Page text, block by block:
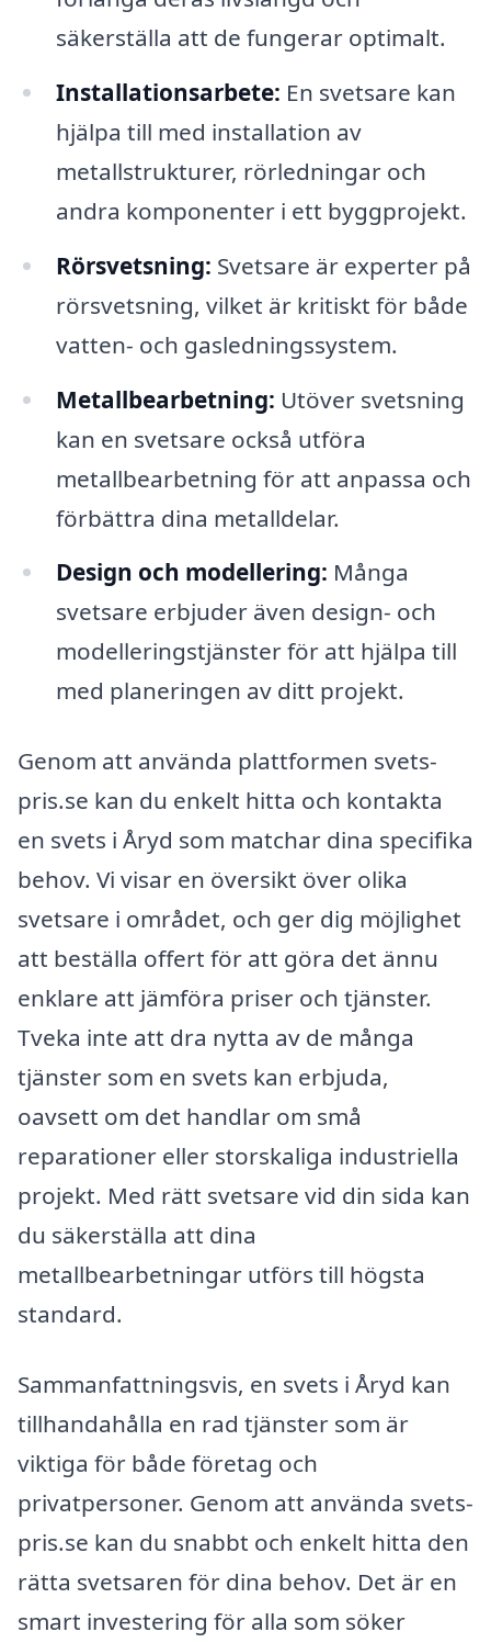
säkerställa att de fungerar optimalt.
Installationsarbete: En svetsare kan
hjälpa till med installation av
metallstrukturer, rörledningar och
andra komponenter i ett byggprojekt.
Rörsvetsning: Svetsare är experter på
rörsvetsning, vilket är kritiskt för både
vatten- och gasledningssystem.
Metallbearbetning: Utöver svetsning
kan en svetsare också utföra
metallbearbetning för att anpassa och
förbättra dina metalldelar.
Design och modellering: Många
svetsare erbjuder även design- och
modelleringstjänster för att hjälpa till
med planeringen av ditt projekt.
Genom att använda plattformen svets-
pris.se kan du enkelt hitta och kontakta
en svets i Åryd som matchar dina specifika
behov. Vi visar en översikt över olika
svetsare i området, och ger dig möjlighet
att beställa offert för att göra det ännu
enklare att jämföra priser och tjänster.
Tveka inte att dra nytta av de många
tjänster som en svets kan erbjuda,
oavsett om det handlar om små
reparationer eller storskaliga industriella
projekt. Med rätt svetsare vid din sida kan
du säkerställa att dina
metallbearbetningar utförs till högsta
standard.
Sammanfattningsvis, en svets i Åryd kan
tillhandahålla en rad tjänster som är
viktiga för både företag och
privatpersoner. Genom att använda svets-
pris.se kan du snabbt och enkelt hitta den
rätta svetsaren för dina behov. Det är en
smart investering för alla som söker